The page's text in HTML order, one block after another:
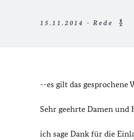
15.11.2014 - Rede
--es gilt das gesprochene
Sehr geehrte Damen und
ich sage Dank für die